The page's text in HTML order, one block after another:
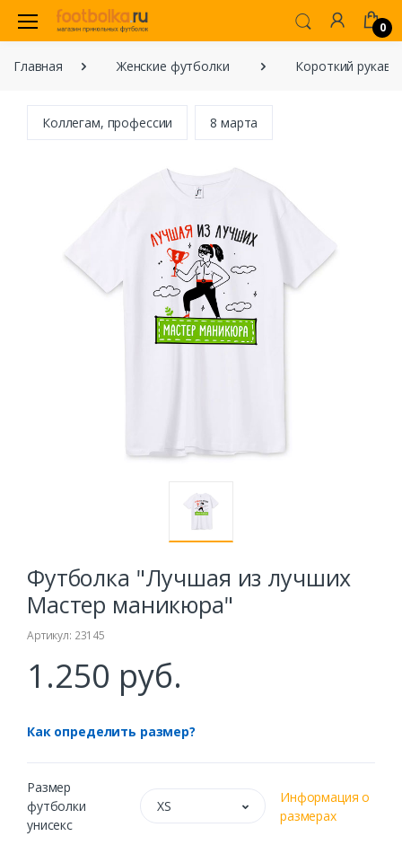
0
Главная Женские футболки Короткий рукав
Коллегам, профессии 8 марта
Футболка "Лучшая из лучших
Мастер маникюра"
Артикул: 23145
1.250 руб.
Как определить размер?
Размер
футболки
унисекс
XS
Информация о
размерах